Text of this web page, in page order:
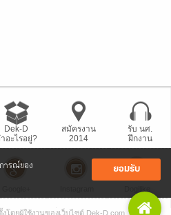
ารณ์ของ
ยอมรับ
Dek-D
อะไรอยู่?
สมัครงาน
2014
รับ นศ.
ฝึกงาน
D เป็นข่าว • เที่ยวออฟฟิศ Dek-D
โดยผู้ใช้งานของเว็บไซต์ Dek-D.com